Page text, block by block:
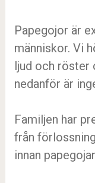
Papegojor är
människor. Vi
ljud och röster
nedanför är
Familjen har
från
innan